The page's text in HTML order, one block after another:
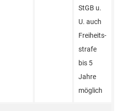
StGB u.
U. auch
Freiheits­
stra­fe
bis 5
Jah­re
mög­lich